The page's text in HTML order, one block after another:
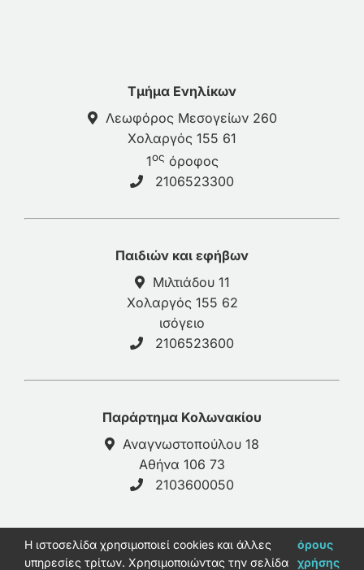
Τμήμα Ενηλίκων
Λεωφόρος Μεσογείων 260
Χολαργός 155 61
1ος όροφος
2106523300
Παιδιών και εφήβων
Μιλτιάδου 11
Χολαργός 155 62
ισόγειο
2106523600
Παράρτημα Κολωνακίου
Αναγνωστοπούλου 18
Αθήνα 106 73
2103600050
© 2026 - galinos-psy.gr |Πολιτική Απορρήτου
H ιστοσελίδα χρησιμοποιεί cookies και άλλες
υπηρεσίες τρίτων. Χρησιμοποιώντας την σελίδα
όρους
χρήσης